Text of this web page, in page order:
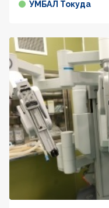
УМБАЛ Токуда